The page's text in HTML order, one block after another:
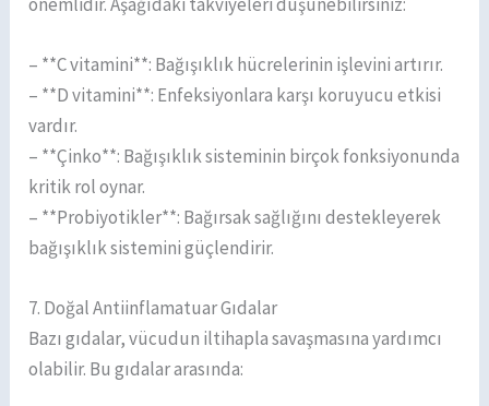
– **C vitamini**: Bağışıklık hücrelerinin işlevini artırır.
– **D vitamini**: Enfeksiyonlara karşı koruyucu etkisi
vardır.
– **Çinko**: Bağışıklık sisteminin birçok fonksiyonunda
kritik rol oynar.
– **Probiyotikler**: Bağırsak sağlığını destekleyerek
bağışıklık sistemini güçlendirir.
7. Doğal Antiinflamatuar Gıdalar
Bazı gıdalar, vücudun iltihapla savaşmasına yardımcı
olabilir. Bu gıdalar arasında: